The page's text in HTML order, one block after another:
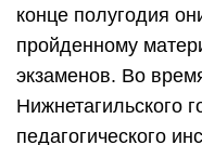
конце полугодия
пройденному
экзаменов. Во
Нижнетагильского
педагогического